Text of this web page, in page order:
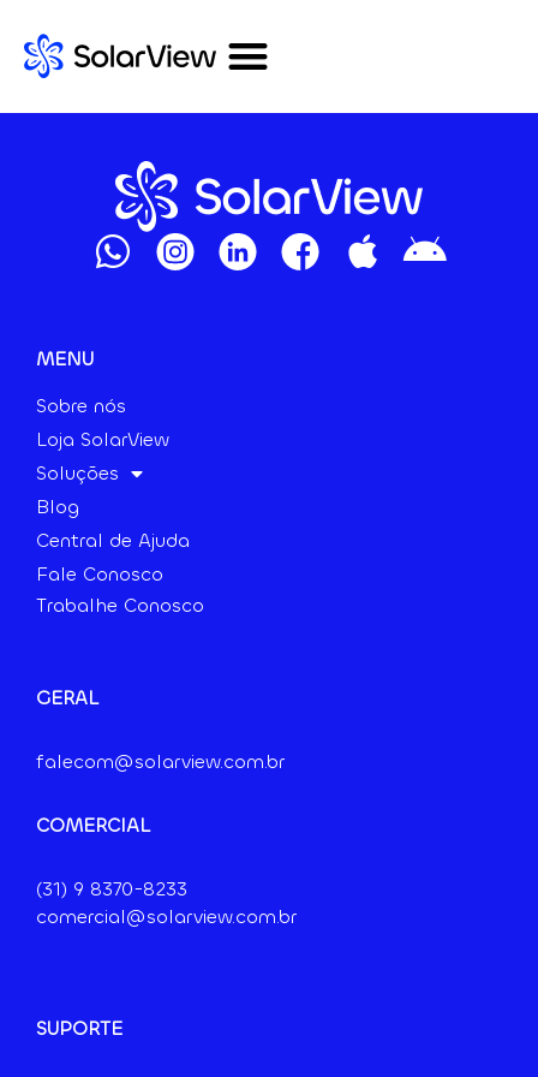
MENU
Sobre nós
Loja SolarView
Soluções
Blog
Central de Ajuda
Fale Conosco
Trabalhe Conosco
GERAL
falecom@solarview.com.br
COMERCIAL
(31) 9 8370-8233
comercial@solarview.com.br
SUPORTE